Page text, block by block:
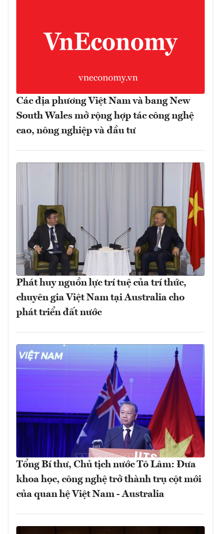
Các địa phương Việt Nam và bang New
South Wales mở rộng hợp tác công nghệ
cao, nông nghiệp và đầu tư
Phát huy nguồn lực trí tuệ của trí thức,
chuyên gia Việt Nam tại Australia cho
phát triển đất nước
Tổng Bí thư, Chủ tịch nước Tô Lâm: Đưa
khoa học, công nghệ trở thành trụ cột mới
của quan hệ Việt Nam - Australia